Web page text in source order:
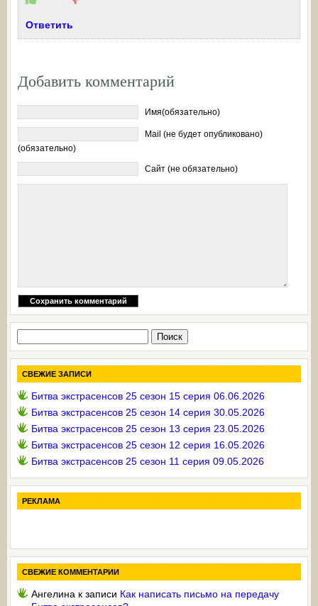
Ответить
Добавить комментарий
Имя(обязательно)
Mail (не будет опубликовано)
(обязательно)
Сайт (не обязательно)
СВЕЖИЕ ЗАПИСИ
Битва экстрасенсов 25 сезон 15 серия 06.06.2026
Битва экстрасенсов 25 сезон 14 серия 30.05.2026
Битва экстрасенсов 25 сезон 13 серия 23.05.2026
Битва экстрасенсов 25 сезон 12 серия 16.05.2026
Битва экстрасенсов 25 сезон 11 серия 09.05.2026
РЕКЛАМА
СВЕЖИЕ КОММЕНТАРИИ
Ангелина к записи Как написать письмо на передачу